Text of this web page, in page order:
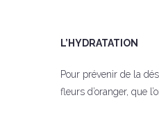
L’HYDRATATION
Pour prévenir de la
fleurs d’oranger, que